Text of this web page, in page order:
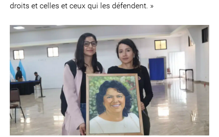
droits et celles et ceux qui les défendent. »